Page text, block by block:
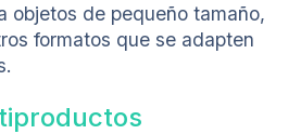
objetos de pequeño tamaño,
formatos que se adapten